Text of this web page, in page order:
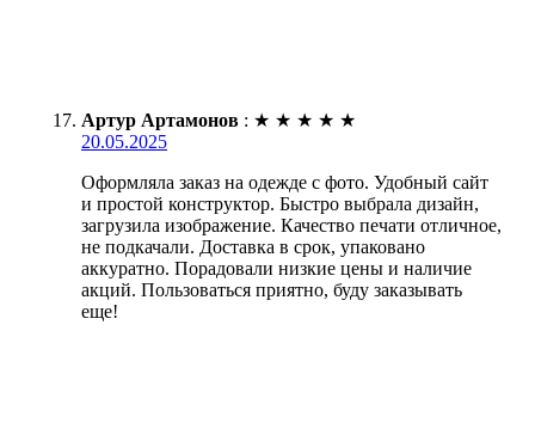
Артур Артамонов : ★ ★ ★ ★ ★
20.05.2025
Оформляла заказ на одежде с фото. Удобный сайт
и простой конструктор. Быстро выбрала дизайн,
загрузила изображение. Качество печати отличное,
не подкачали. Доставка в срок, упаковано
аккуратно. Порадовали низкие цены и наличие
акций. Пользоваться приятно, буду заказывать
еще!